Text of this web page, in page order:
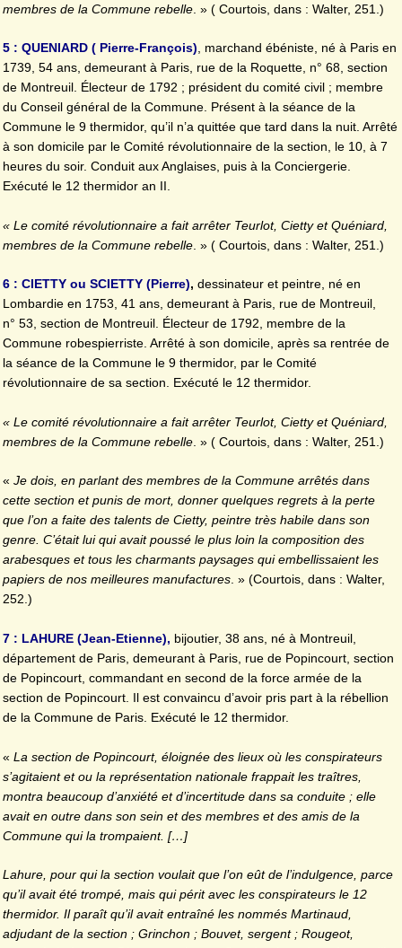
membres de la Commune rebelle . » ( Courtois, dans : Walter, 251.)
5 : QUENIARD ( Pierre-François) , marchand ébéniste, né à Paris en
1739, 54 ans, demeurant à Paris, rue de la Roquette, n° 68, section
de Montreuil. Électeur de 1792 ; président du comité civil ; membre
du Conseil général de la Commune. Présent à la séance de la
Commune le 9 thermidor, qu’il n’a quittée que tard dans la nuit. Arrêté
à son domicile par le Comité révolutionnaire de la section, le 10, à 7
heures du soir. Conduit aux Anglaises, puis à la Conciergerie.
Exécuté le 12 thermidor an II.
« Le comité révolutionnaire a fait arrêter Teurlot, Cietty et Quéniard,
membres de la Commune rebelle . » ( Courtois, dans : Walter, 251.)
6 : CIETTY ou SCIETTY (Pierre), dessinateur et peintre, né en
Lombardie en 1753, 41 ans, demeurant à Paris, rue de Montreuil,
n° 53, section de Montreuil. Électeur de 1792, membre de la
Commune robespierriste. Arrêté à son domicile, après sa rentrée de
la séance de la Commune le 9 thermidor, par le Comité
révolutionnaire de sa section. Exécuté le 12 thermidor.
« Le comité révolutionnaire a fait arrêter Teurlot, Cietty et Quéniard,
membres de la Commune rebelle . » ( Courtois, dans : Walter, 251.)
« Je dois, en parlant des membres de la Commune arrêtés dans
cette section et punis de mort, donner quelques regrets à la perte
que l’on a faite des talents de Cietty, peintre très habile dans son
genre. C’était lui qui avait poussé le plus loin la composition des
arabesques et tous les charmants paysages qui embellissaient les
papiers de nos meilleures manufactures. » (Courtois, dans : Walter,
252.)
7 : LAHURE (Jean-Etienne), bijoutier, 38 ans, né à Montreuil,
département de Paris, demeurant à Paris, rue de Popincourt, section
de Popincourt, commandant en second de la force armée de la
section de Popincourt. Il est convaincu d’avoir pris part à la rébellion
de la Commune de Paris. Exécuté le 12 thermidor.
« La section de Popincourt, éloignée des lieux où les conspirateurs
s’agitaient et ou la représentation nationale frappait les traîtres,
montra beaucoup d’anxiété et d’incertitude dans sa conduite ; elle
avait en outre dans son sein et des membres et des amis de la
Commune qui la trompaient. […]
Lahure, pour qui la section voulait que l’on eût de l’indulgence, parce
qu’il avait été trompé, mais qui périt avec les conspirateurs le 12
thermidor. Il paraît qu’il avait entraîné les nommés Martinaud,
adjudant de la section ; Grinchon ; Bouvet, sergent ; Rougeot,